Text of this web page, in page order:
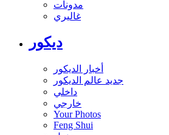
مدونات
غاليري
ديكور
أخبار الديكور
جديد عالم الديكور
داخلي
خارجي
Your Photos
Feng Shui